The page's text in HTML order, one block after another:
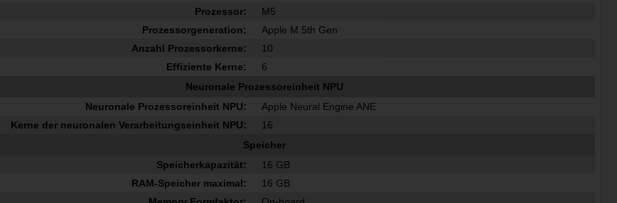
Prozessor:
M5
Prozessorgeneration:
Apple M 5th Gen
Anzahl Prozessorkerne:
10
Effiziente Kerne:
6
Neuronale Prozessoreinheit NPU
Neuronale Prozessoreinheit NPU:
Apple Neural Engine ANE
Kerne der neuronalen Verarbeitungseinheit NPU:
16
Speicher
Speicherkapazität:
16 GB
RAM-Speicher maximal:
16 GB